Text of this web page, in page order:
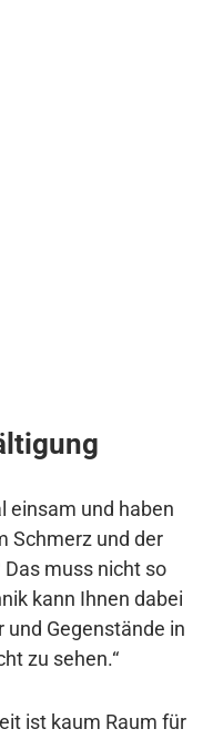
einsam und haben
Schmerz und der
muss nicht so
kann Ihnen dabei
und Gegenstände in
zu sehen.“
ist kaum Raum für